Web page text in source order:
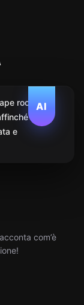
AI
room.
l'IA
e
com’è